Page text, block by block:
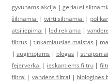
gyvunams akcija | geriausi
šiltnamiai | tvirti siltnamiai |
atsiliepimai | led reklama |
filtrus | tinkamiausias maistas |
| augintojams | blogas | straipsniai
fejerverkai | ieskantiems filtru |
filtrai | vandens filtrai | biologinės